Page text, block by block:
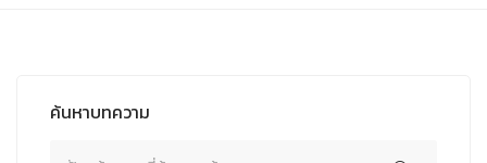
ค้นหาบทความ